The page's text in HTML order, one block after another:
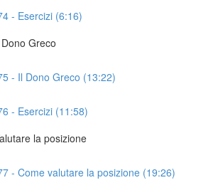
- Esercizi (6:16)
Greco
- Il Dono Greco (13:22)
- Esercizi (11:58)
la posizione
- Come valutare la posizione (19:26)